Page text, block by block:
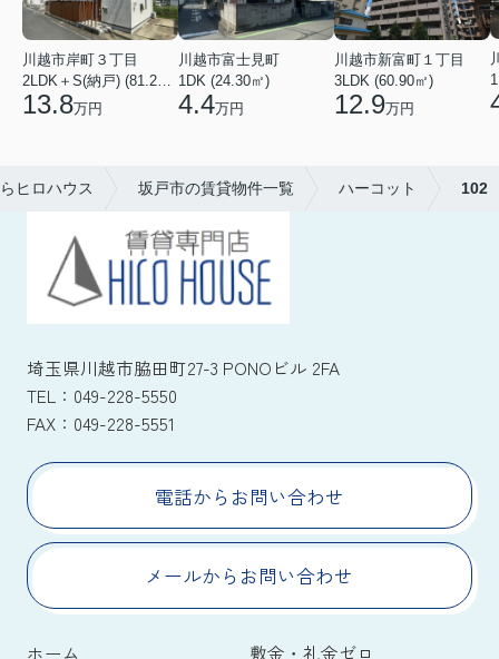
川越市岸町３丁目
13.8万円
川越市富士見町
1DK (24.30㎡)
4.4万円
川越市新富町１丁目
3LDK (60.90㎡)
12.9万円
ヒロハウス 坂戸市の賃貸物件一覧 ハーコット 102
埼玉県川越市脇田町27-3 PONOビル 2FA
TEL： 049-228-5550
FAX： 049-228-5551
電話からお問い合わせ
メールからお問い合わせ
ホーム 敷金・礼金ゼロ